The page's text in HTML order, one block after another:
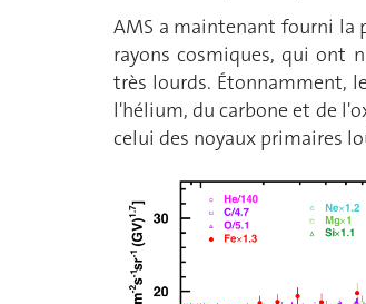
AMS a maintenant fourni la
rayons cosmiques, qui ont
très lourds. Étonnamment,
l'hélium, du carbone et de
celui des noyaux primaires